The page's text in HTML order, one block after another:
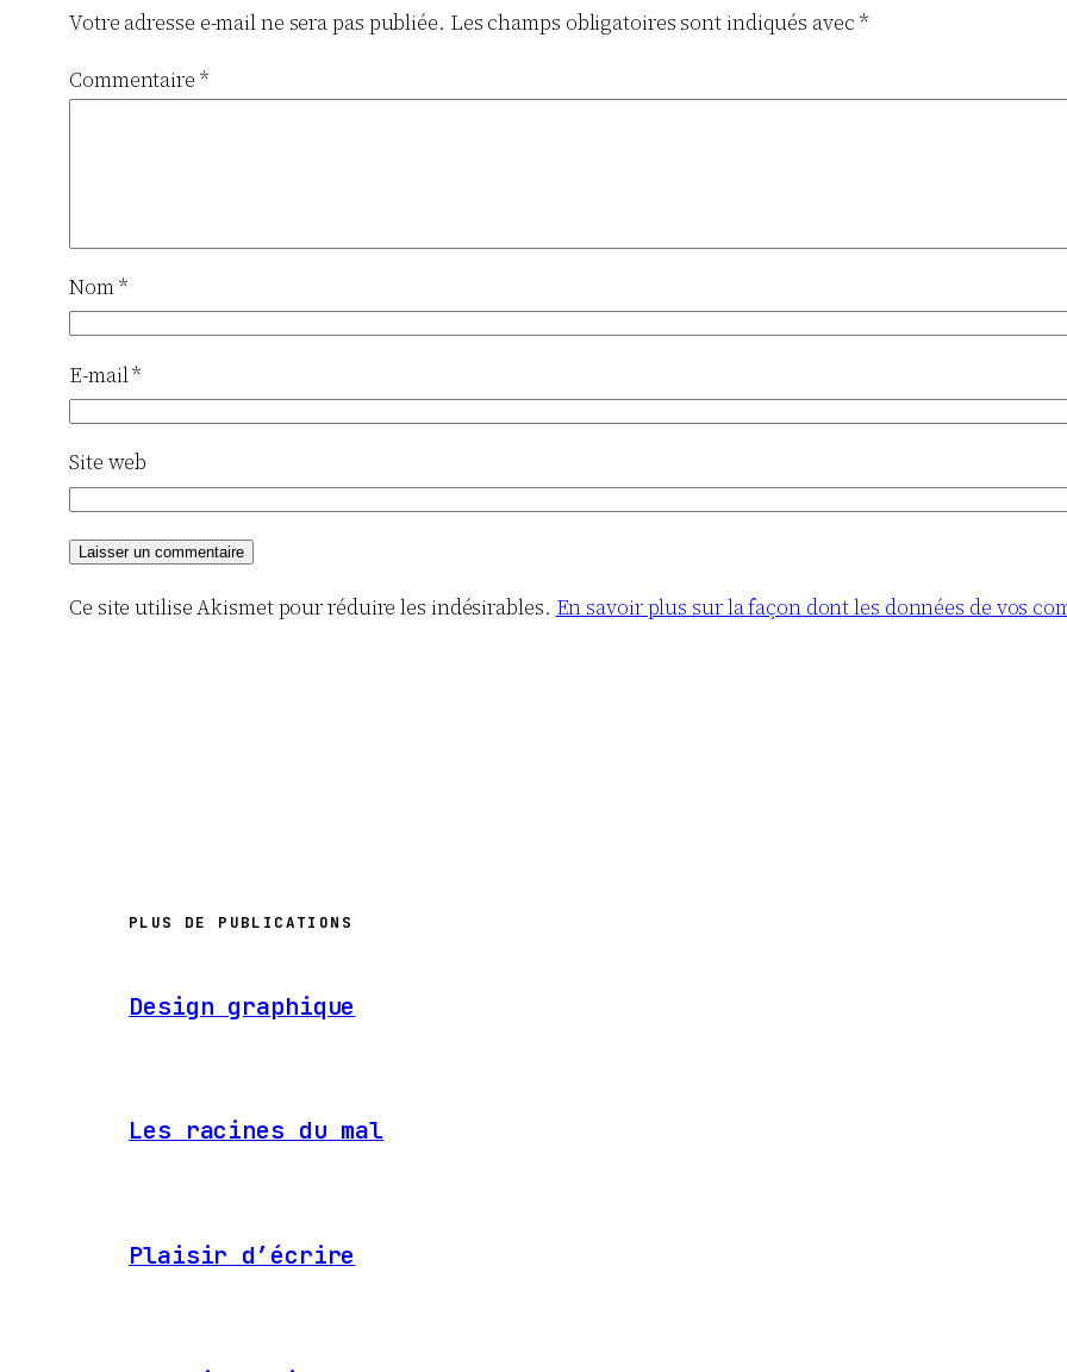
Votre adresse e-mail ne sera pas publiée. Les champs obligatoires sont indiqués avec *
Commentaire *
Nom*
E-mail*
Site web
Ce site utilise Akismet pour réduire les indésirables. En savoir plus sur la façon dont les données de vos
PLUS DE PUBLICATIONS
Design graphique
Les racines du mal
Plaisir d’écrire